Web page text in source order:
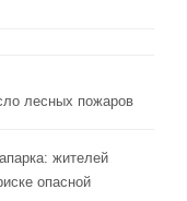
лесных пожаров
жителей
опасной